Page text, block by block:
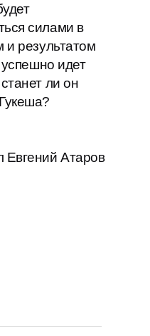
силами в
и результатом
успешно идет
ли он
Евгений Атаров